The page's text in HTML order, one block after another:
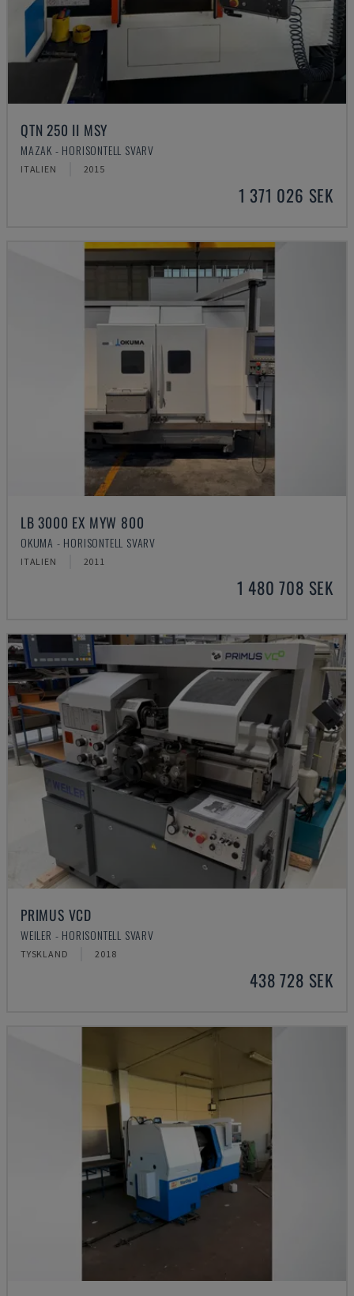
QTN 250 II MSY
MAZAK - HORISONTELL SVARV
ITALIEN 2015
1 371 026 SEK
LB 3000 EX MYW 800
OKUMA - HORISONTELL SVARV
ITALIEN 2011
1 480 708 SEK
PRIMUS VCD
WEILER - HORISONTELL SVARV
TYSKLAND 2018
438 728 SEK